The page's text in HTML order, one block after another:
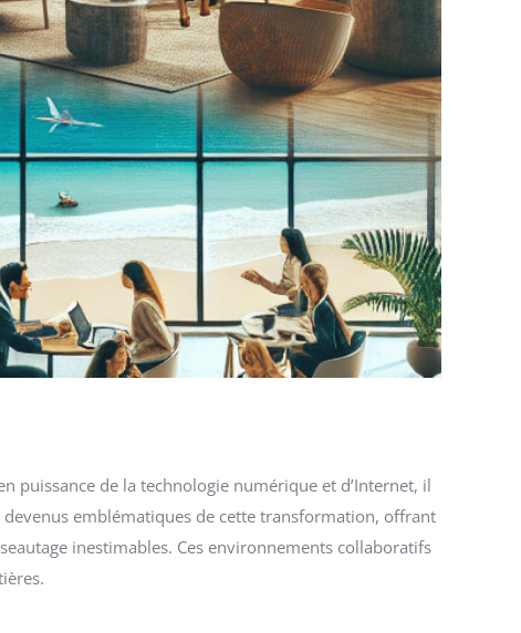
puissance de la technologie numérique et d’Internet, il
devenus emblématiques de cette transformation, offrant
inestimables. Ces environnements collaboratifs